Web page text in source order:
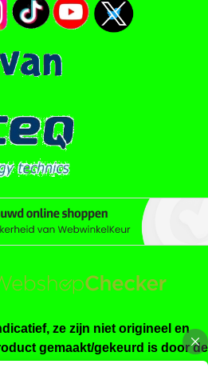
ze zijn niet origineel en
gemaakt/gekeurd is door de